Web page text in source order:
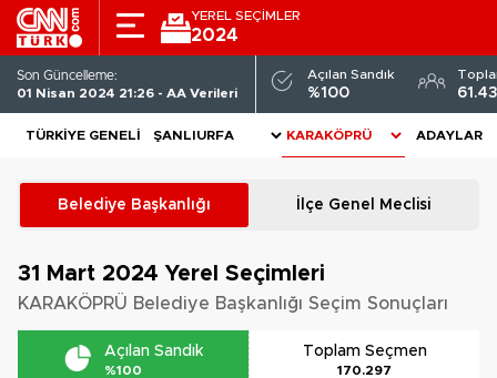
YEREL SEÇİMLER
2024
Son Güncelleme:
01 Nisan 2024 21:26 - AA Verileri
Açılan Sandık
%100
TÜRKIYE GENELI ADAYLAR
Belediye Başkanlığı İlçe Genel Meclisi
31 Mart 2024 Yerel Seçimleri
KARAKÖPRÜ Belediye Başkanlığı Seçim Sonuçları
Açılan Sandık
%100
Toplam Seçmen
170.297